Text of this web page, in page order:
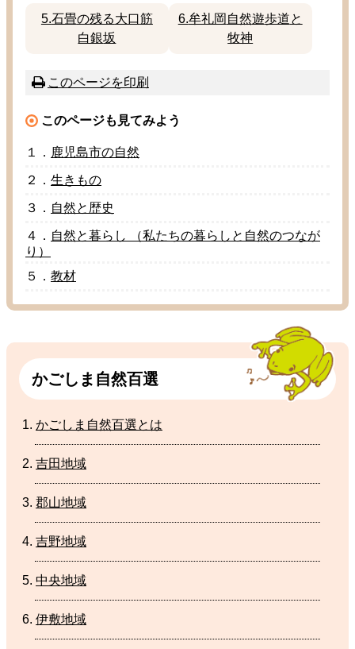
5.石畳の残る大口筋
白銀坂
6.牟礼岡 自然遊歩道と
牧神
このページを印刷
このページも 見てみよう
１． 鹿児島市の自然
２． 生きもの
３． 自然と 歴史
４． 自然と暮らし （私たちの暮らしと 自然のつなが
り）
５． 教材
かごしま 自然百選
かごしま 自然百選とは
吉田地域
郡山地域
吉野地域
中央地域
伊敷地域